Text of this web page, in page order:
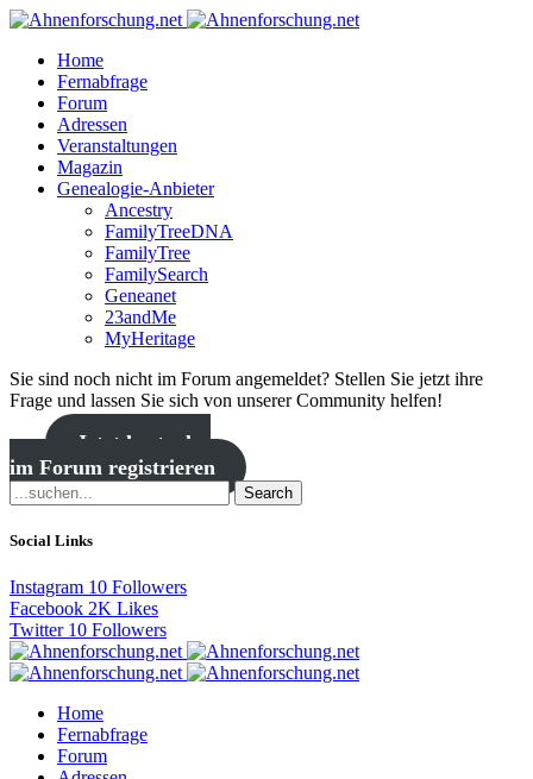
Home
Fernabfrage
Forum
Adressen
Veranstaltungen
Magazin
Genealogie-Anbieter
Ancestry
FamilyTreeDNA
FamilyTree
FamilySearch
Geneanet
23andMe
MyHeritage
Sie sind noch nicht im Forum angemeldet? Stellen Sie jetzt ihre
Frage und lassen Sie sich von unserer Community helfen!
Jetzt kostenlos
im Forum registrieren
Search
Social Links
Instagram 10 Followers
Facebook 2K Likes
Twitter 10 Followers
Home
Fernabfrage
Forum